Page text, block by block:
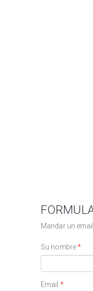
Mandar un
Su nombre*
Email *